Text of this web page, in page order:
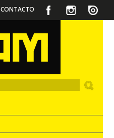
CONTACTO